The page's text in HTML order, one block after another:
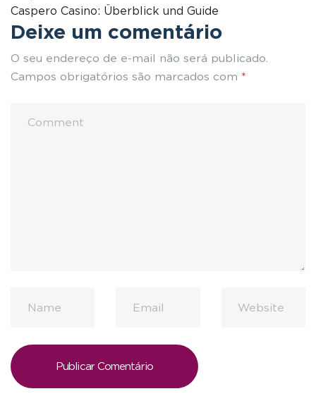
Caspero Casino: Überblick und Guide
Deixe um comentário
O seu endereço de e-mail não será publicado.
Campos obrigatórios são marcados com *